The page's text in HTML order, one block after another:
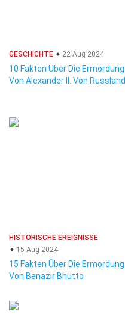
GESCHICHTE 22 Aug 2024
10 Fakten Über Die Ermordung
Von Alexander II. Von Russland
HISTORISCHE EREIGNISSE
15 Aug 2024
15 Fakten Über Die Ermordung
Von Benazir Bhutto